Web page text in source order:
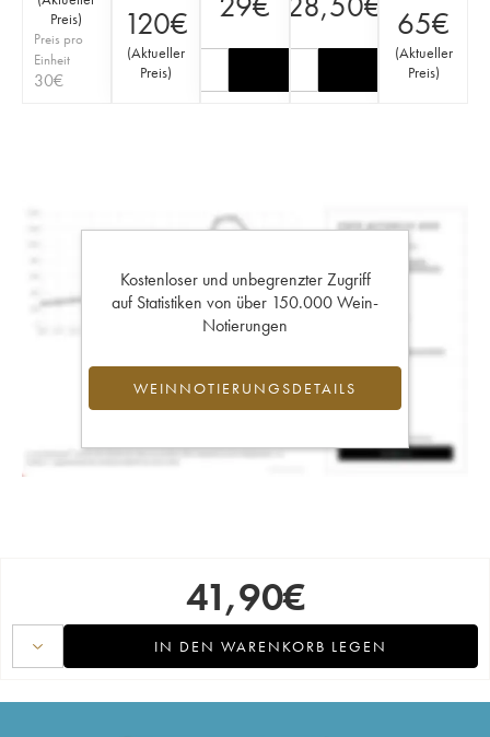
Preis)
Preis pro
Einheit
30€
120€
(Aktueller
Preis)
65€
(Aktueller
Preis)
Kostenloser und unbegrenzter Zugriff
auf Statistiken von über 150.000 Wein-
Notierungen
WEINNOTIERUNGSDETAILS
41,90€
IN DEN WARENKORB LEGEN